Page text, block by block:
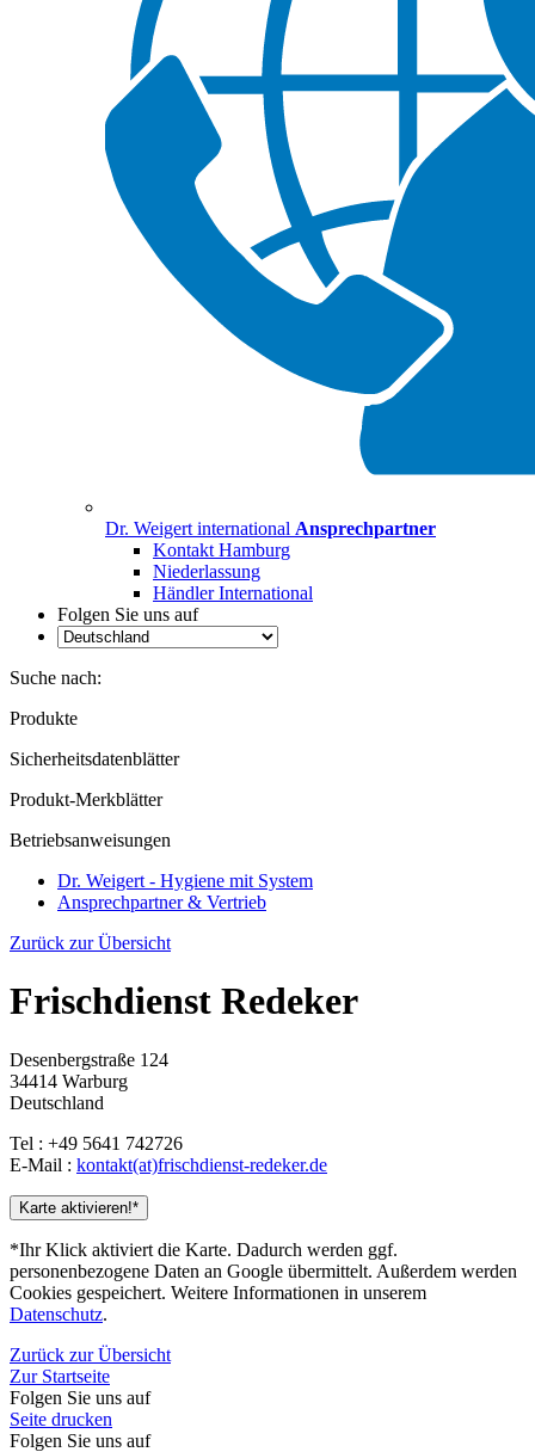
Dr. Weigert international Ansprechpartner
Kontakt Hamburg
Niederlassung
Händler International
Folgen Sie uns auf
Suche nach:
Produkte
Sicherheitsdatenblätter
Produkt-Merkblätter
Betriebsanweisungen
Dr. Weigert - Hygiene mit System
Ansprechpartner & Vertrieb
Zurück zur Übersicht
Frischdienst Redeker
Desenbergstraße 124
34414 Warburg
Deutschland
Tel : +49 5641 742726
E-Mail : kontakt(at)frischdienst-redeker.de
Karte aktivieren!*
*Ihr Klick aktiviert die Karte. Dadurch werden ggf.
personenbezogene Daten an Google übermittelt. Außerdem werden
Cookies gespeichert. Weitere Informationen in unserem
Datenschutz.
Zurück zur Übersicht
Zur Startseite
Folgen Sie uns auf
Seite drucken
Folgen Sie uns auf